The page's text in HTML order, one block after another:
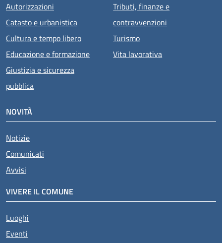
Autorizzazioni
Catasto e urbanistica
Cultura e tempo libero
Educazione e formazione
Giustizia e sicurezza
pubblica
Tributi, finanze e
contravvenzioni
Turismo
Vita lavorativa
NOVITÀ
Notizie
Comunicati
Avvisi
VIVERE IL COMUNE
Luoghi
Eventi